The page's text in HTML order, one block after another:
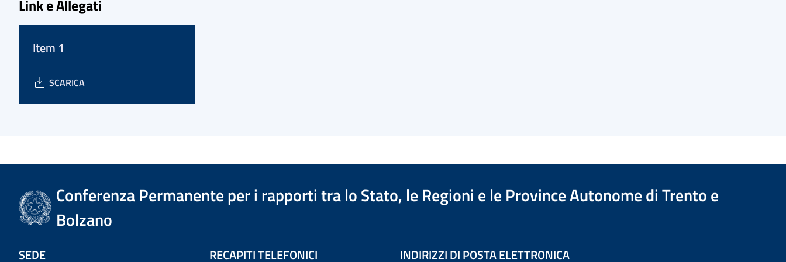
Link e Allegati
Item 1
SCARICA
Conferenza Permanente per i rapporti tra lo Stato, le Regioni e le Province Autonome di Trento e
Bolzano
SEDE RECAPITI TELEFONICI INDIRIZZI DI POSTA ELETTRONICA